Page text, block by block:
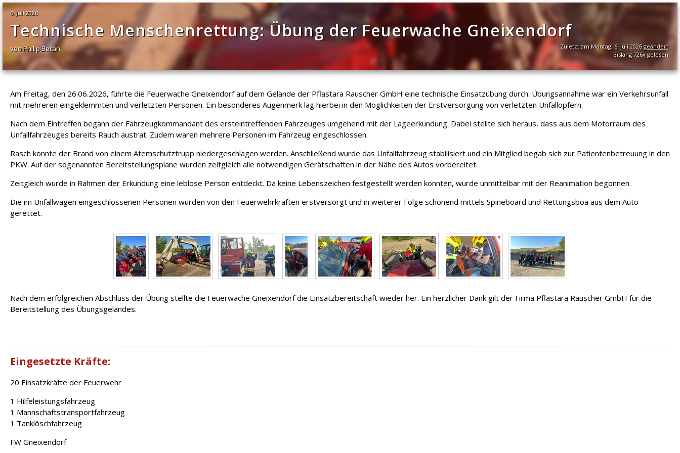
6. Juli 2026
Technische Menschenrettung: Übung der Feuerwache Gneixendorf
von Philip Beran Zuletzt am Montag, 6. Juli 2026geändert.
Bislang 726x gelesen.
Am Freitag, den 26.06.2026, führte die Feuerwache Gneixendorf auf dem Gelände der Pflastara Rauscher GmbH eine technische Einsatzübung durch. Übungsannahme war ein Verkehrsunfall
mit mehreren eingeklemmten und verletzten Personen. Ein besonderes Augenmerk lag hierbei in den Möglichkeiten der Erstversorgung von verletzten Unfallopfern.
Nach dem Eintreffen begann der Fahrzeugkommandant des ersteintreffenden Fahrzeuges umgehend mit der Lageerkundung. Dabei stellte sich heraus, dass aus dem Motorraum des
Unfallfahrzeuges bereits Rauch austrat. Zudem waren mehrere Personen im Fahrzeug eingeschlossen.
Rasch konnte der Brand von einem Atemschutztrupp niedergeschlagen werden. Anschließend wurde das Unfallfahrzeug stabilisiert und ein Mitglied begab sich zur Patientenbetreuung in den
PKW. Auf der sogenannten Bereitstellungsplane wurden zeitgleich alle notwendigen Gerätschaften in der Nähe des Autos vorbereitet.
Zeitgleich wurde in Rahmen der Erkundung eine leblose Person entdeckt. Da keine Lebenszeichen festgestellt werden konnten, wurde unmittelbar mit der Reanimation begonnen.
Die im Unfallwagen eingeschlossenen Personen wurden von den Feuerwehrkräften erstversorgt und in weiterer Folge schonend mittels Spineboard und Rettungsboa aus dem Auto
gerettet.
Nach dem erfolgreichen Abschluss der Übung stellte die Feuerwache Gneixendorf die Einsatzbereitschaft wieder her. Ein herzlicher Dank gilt der Firma Pflastara Rauscher GmbH für die
Bereitstellung des Übungsgeländes.
Eingesetzte Kräfte:
20 Einsatzkräfte der Feuerwehr
1 Hilfeleistungsfahrzeug
1 Mannschaftstransportfahrzeug
1 Tanklöschfahrzeug
FW Gneixendorf